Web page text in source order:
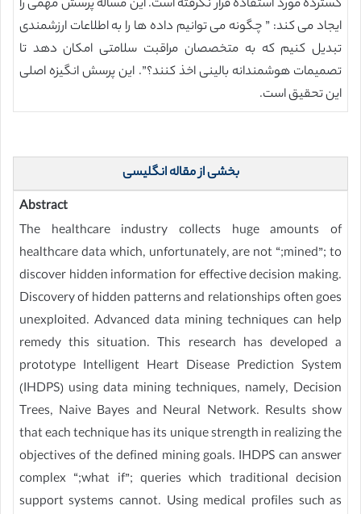
گسترده مورد استفاده قرار نگرفته است. این مساله پرسش مهمی را
ایجاد می کند: ” چگونه می توانیم داده ها را به اطلاعات ارزشمندی
تبدیل کنیم که به متخصصان مراقبت سلامتی امکان دهد تا
تصمیمات هوشمندانه بالینی اخذ کنند؟”. این پرسش انگیزه اصلی
این تحقیق است.
بخشی از مقاله انگلیسی
Abstract
The healthcare industry collects huge amounts of
healthcare data which, unfortunately, are not “;mined”; to
discover hidden information for effective decision making.
Discovery of hidden patterns and relationships often goes
unexploited. Advanced data mining techniques can help
remedy this situation. This research has developed a
prototype Intelligent Heart Disease Prediction System
(IHDPS) using data mining techniques, namely, Decision
Trees, Naive Bayes and Neural Network. Results show
that each technique has its unique strength in realizing the
objectives of the defined mining goals. IHDPS can answer
complex “;what if”; queries which traditional decision
support systems cannot. Using medical profiles such as